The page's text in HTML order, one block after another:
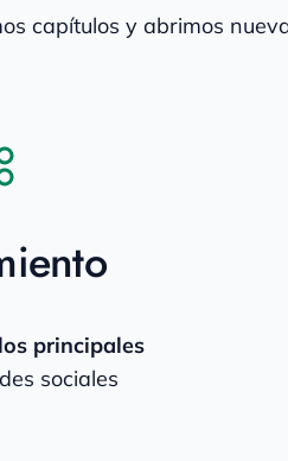
capítulos y abrimos
principales
sociales